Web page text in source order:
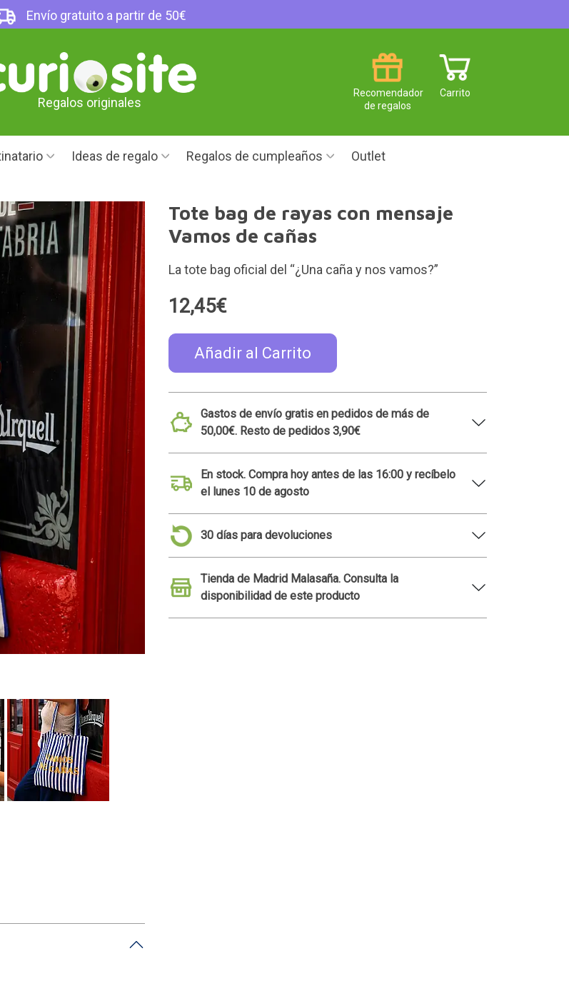
Envío gratuito a partir de 50€
Regalos originales
Carrito
Recomendador
de regalos
Ideas de regalo Regalos de cumpleaños Outlet
Tote bag de rayas con mensaje
Vamos de cañas
La tote bag oficial del “¿Una caña y nos vamos?”
12,45€
Añadir al Carrito
Gastos de envío gratis en pedidos de más de
50,00€. Resto de pedidos 3,90€
En stock. Compra hoy antes de las 16:00 y recíbelo
el lunes 10 de agosto
30 días para devoluciones
Tienda de Madrid Malasaña. Consulta la
disponibilidad de este producto